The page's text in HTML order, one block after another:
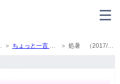
ップ） ちょっと一言 Blog 処暑 （2017/08/21）